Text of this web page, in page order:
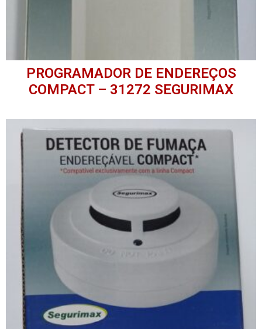
PROGRAMADOR DE ENDEREÇOS
COMPACT – 31272 SEGURIMAX